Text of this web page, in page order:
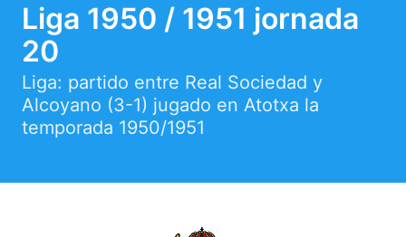
Liga 1950 / 1951 jornada
20
Liga: partido entre Real Sociedad y
Alcoyano (3-1) jugado en Atotxa la
temporada 1950/1951